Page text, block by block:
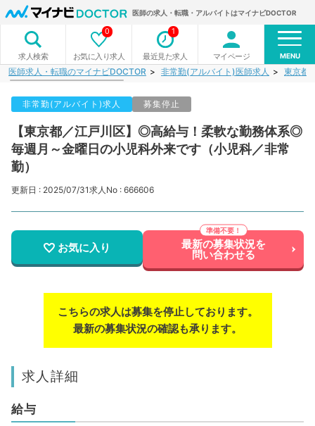
医師の求人・転職・アルバイトはマイナビDOCTOR
求人検索 お気に入り求人
0
最近見た求人
1
マイページ MENU
医師求人・転職のマイナビDOCTOR 非常勤(アルバイト)医師求人 東京都
非常勤(アルバイト)求人 募集停止
【東京都／江戸川区】◎高給与！柔軟な勤務体系◎
毎週月～金曜日の小児科外来です（小児科／非常
勤）
更新日 : 2025/07/31求人No : 666606
お気に入り 最新の募集状況を
問い合わせる
こちらの求人は募集を停止しております。
最新の募集状況の確認も承ります。
求人詳細
給与